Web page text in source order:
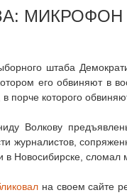
МИКРОФОН
штаба
его обвиняют в
порче которого
Волкову
журналистов,
Новосибирске, сломал
на своем сайте